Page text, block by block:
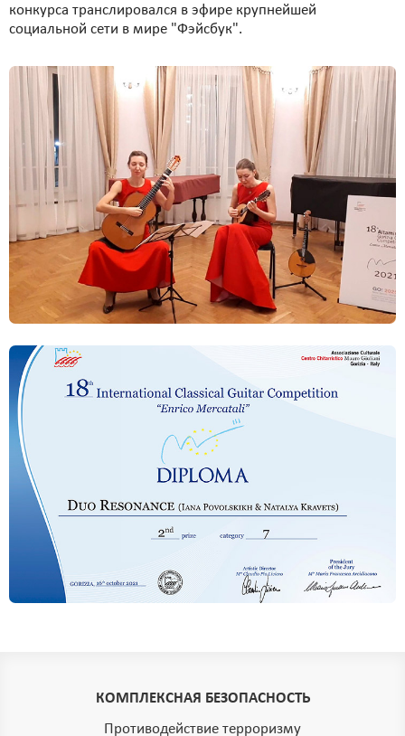
конкурса транслировался в эфире крупнейшей
социальной сети в мире "Фэйсбук".
КОМПЛЕКСНАЯ БЕЗОПАСНОСТЬ
Противодействие терроризму